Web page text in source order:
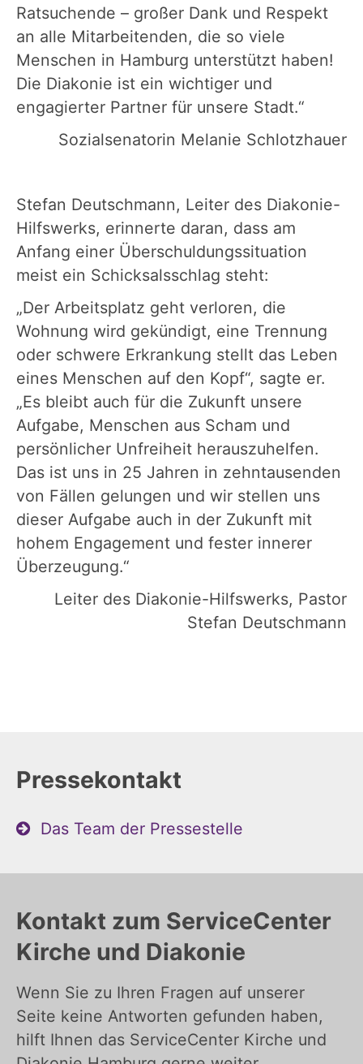
Ratsuchende – großer Dank und Respekt
an alle Mitarbeitenden, die so viele
Menschen in Hamburg unterstützt haben!
Die Diakonie ist ein wichtiger und
engagierter Partner für unsere Stadt.“
Sozialsenatorin Melanie Schlotzhauer
Stefan Deutschmann, Leiter des Diakonie-
Hilfswerks, erinnerte daran, dass am
Anfang einer Überschuldungssituation
meist ein Schicksalsschlag steht:
„Der Arbeitsplatz geht verloren, die
Wohnung wird gekündigt, eine Trennung
oder schwere Erkrankung stellt das Leben
eines Menschen auf den Kopf“, sagte er.
„Es bleibt auch für die Zukunft unsere
Aufgabe, Menschen aus Scham und
persönlicher Unfreiheit herauszuhelfen.
Das ist uns in 25 Jahren in zehntausenden
von Fällen gelungen und wir stellen uns
dieser Aufgabe auch in der Zukunft mit
hohem Engagement und fester innerer
Überzeugung.“
Leiter des Diakonie-Hilfswerks, Pastor
Stefan Deutschmann
Pressekontakt
Das Team der Pressestelle
Kontakt zum ServiceCenter
Kirche und Diakonie
Wenn Sie zu Ihren Fragen auf unserer
Seite keine Antworten gefunden haben,
hilft Ihnen das ServiceCenter Kirche und